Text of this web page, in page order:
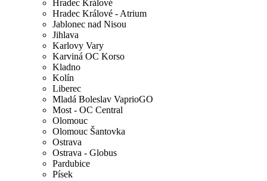
Hradec Králové
Hradec Králové - Atrium
Jablonec nad Nisou
Jihlava
Karlovy Vary
Karviná OC Korso
Kladno
Kolín
Liberec
Mladá Boleslav VaprioGO
Most - OC Central
Olomouc
Olomouc Šantovka
Ostrava
Ostrava - Globus
Pardubice
Písek